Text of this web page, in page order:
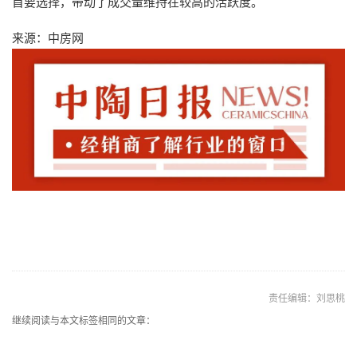
来源：中房网
责任编辑：刘思桃
继续阅读与本文标签相同的文章：